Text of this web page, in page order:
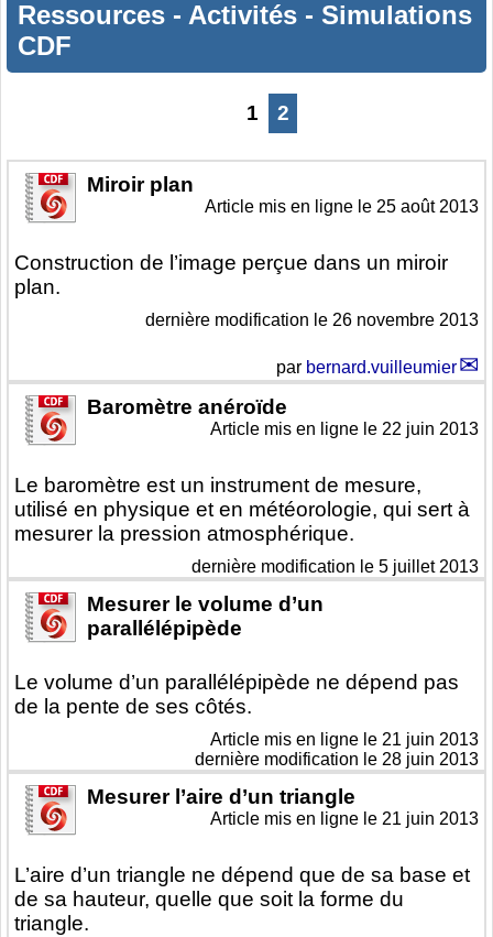
Ressources - Activités - Simulations
CDF
1 2
Miroir plan
Construction de l’image perçue dans un miroir
plan.
Article mis en ligne le 25 août 2013
dernière modification le 26 novembre 2013
par bernard.vuilleumier
Baromètre anéroïde
Le baromètre est un instrument de mesure,
utilisé en physique et en météorologie, qui sert à
mesurer la pression atmosphérique.
Article mis en ligne le 22 juin 2013
dernière modification le 5 juillet 2013
Mesurer le volume d’un
parallélépipède
Le volume d’un parallélépipède ne dépend pas
de la pente de ses côtés.
Article mis en ligne le 21 juin 2013
dernière modification le 28 juin 2013
Mesurer l’aire d’un triangle
L’aire d’un triangle ne dépend que de sa base et
de sa hauteur, quelle que soit la forme du
triangle.
Article mis en ligne le 21 juin 2013